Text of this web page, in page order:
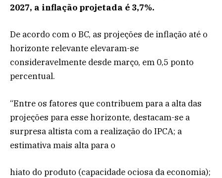
2027, a inflação projetada é 3,7%.
De acordo com o BC, as projeções de inflação até o
horizonte relevante elevaram-se
consideravelmente desde março, em 0,5 ponto
percentual.
“Entre os fatores que contribuem para a alta das
projeções para esse horizonte, destacam-se a
surpresa altista com a realização do IPCA; a
estimativa mais alta para o
hiato do produto (capacidade ociosa da economia);